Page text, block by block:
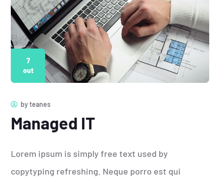
7
out
byteanes
Managed IT
Lorem ipsum is simply free text used by
copytyping refreshing. Neque porro est qui